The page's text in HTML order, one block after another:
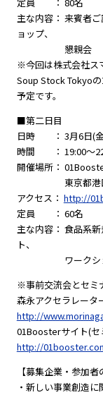
主な内容： 来賓者
ョップ、
懇親会
※今回は株式会社ス
Soup Stock Tokyo
予定です。
■第二日目
日時 ： 3月6日(
時間 ： 19:00～
開催場所：
東京都港区東
アクセス： http://
定員 ： 60名
主な内容： 食品系
ト、
ワークショ
※事前交流会とセミ
森永アクセラレータ
http://
01Boosterサイト(セ
http://
【募集企業・参加者
・新しい事業創造